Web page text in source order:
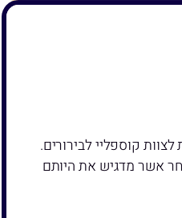
קוספליי לבירורים.
אשר מדגיש את היותם